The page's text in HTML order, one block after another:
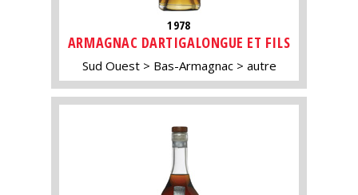
1978
ARMAGNAC DARTIGALONGUE ET FILS
Sud Ouest Bas-Armagnac autre